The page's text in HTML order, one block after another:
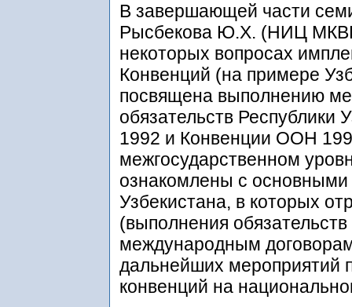
В завершающей части
Рысбекова Ю.Х. (НИЦ
некоторых вопросах
Конвенций (на примере
посвящена выполнению
обязательств
1992 и Конвенции ООН
межгосударственном
ознакомлены с основными
Узбекистана, в которых
(выполнения
международным
дальнейших мероприятий
конвенций на